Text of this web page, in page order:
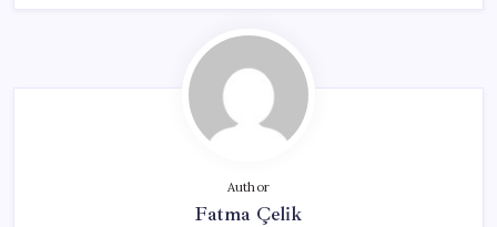
Author
Fatma Çelik